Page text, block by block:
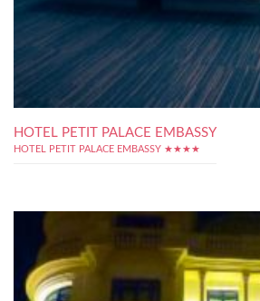
HOTEL PETIT PALACE EMBASSY
HOTEL PETIT PALACE EMBASSY ★★★★